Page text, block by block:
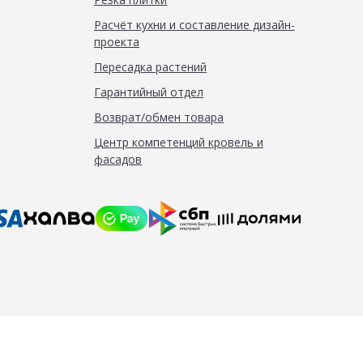
Расчёт кухни и составление дизайн-
проекта
Пересадка растений
Гарантийный отдел
Возврат/обмен товара
Центр компетенций кровель и
фасадов